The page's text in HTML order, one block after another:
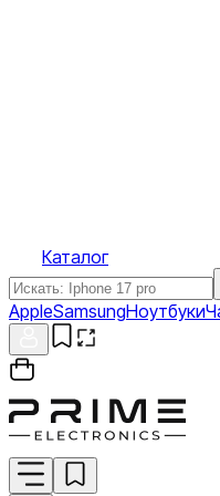
Каталог
AppleSamsungНоутбуки